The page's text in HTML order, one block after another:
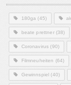
180ga (45) ak
beate prettner(38)
Coronavirus (90)
Filmneuheiten (64)
Gewinnspiel (40)